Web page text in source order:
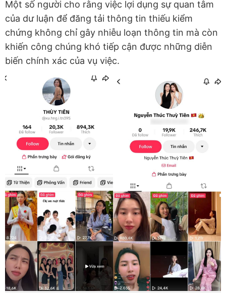
Một số người cho rằng việc lợi dụng sự quan tâm
của dư luận để đăng tải thông tin thiếu kiểm
chứng không chỉ gây nhiễu loạn thông tin mà còn
khiến công chúng khó tiếp cận được những diễn
biến chính xác của vụ việc.